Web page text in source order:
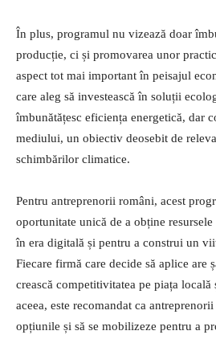
În plus, programul nu vizează doar
producție, ci și promovarea unor
aspect tot mai important în peisajul
care aleg să investească în soluții
îmbunătățesc eficiența energetică, dar
mediului, un obiectiv deosebit de
schimbărilor climatice.
Pentru antreprenorii români, acest
oportunitate unică de a obține resursele
în era digitală și pentru a construi un
Fiecare firmă care decide să aplice are
crească competitivitatea pe piața
aceea, este recomandat ca
opțiunile și să se mobilizeze pentru a